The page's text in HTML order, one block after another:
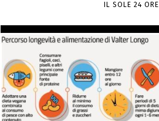
IL SOLE 24 ORE